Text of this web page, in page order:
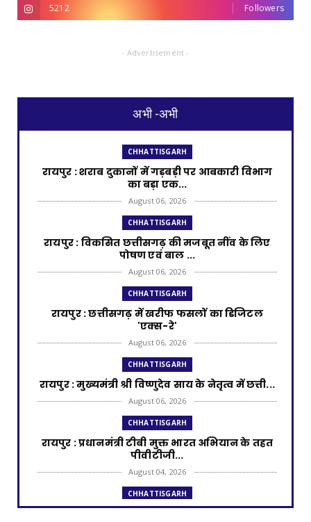
5212 Followers
- Advertisement -
अभी -अभी
CHHATTISGARH
रायपुर : शराब दुकानों में गड़बड़ी पर आबकारी विभाग
का बड़ा एक...
August 06, 2026
CHHATTISGARH
रायपुर : विकसित छत्तीसगढ़ की मजबूत नींव के लिए
पोषण एवं बाल ...
August 06, 2026
CHHATTISGARH
​रायपुर : ​छत्तीसगढ़ में खरीफ फसलों का डिजिटल
'एक्स-रे'
August 06, 2026
CHHATTISGARH
रायपुर : मुख्यमंत्री श्री विष्णुदेव साय के नेतृत्व में छत्ती...
August 06, 2026
CHHATTISGARH
रायपुर : प्रधानमंत्री टीबी मुक्त भारत अभियान के तहत
पीवीटीजी...
August 04, 2026
CHHATTISGARH